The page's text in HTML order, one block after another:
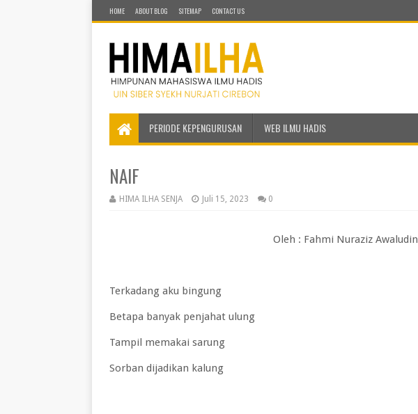
HOME ABOUT BLOG SITEMAP CONTACT US
PERIODE KEPENGURUSAN WEB ILMU HADIS
NAIF
HIMA ILHA SENJA Juli 15, 2023 0
Oleh : Fahmi Nuraziz Awaludin
Terkadang aku bingung
Betapa banyak penjahat ulung
Tampil memakai sarung
Sorban dijadikan kalung